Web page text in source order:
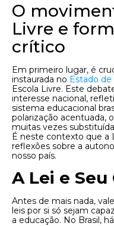
O
Livre e
crítico
Em primeiro lugar, é
instaurada no Estado de
Escola Livre. Este
interesse nacional,
sistema educacional
polarização acentuada,
muitas vezes
É neste contexto que a
reflexões sobre a
nosso país.
A Lei e
Antes de mais nada,
leis por si só sejam
a educação. No Brasil,